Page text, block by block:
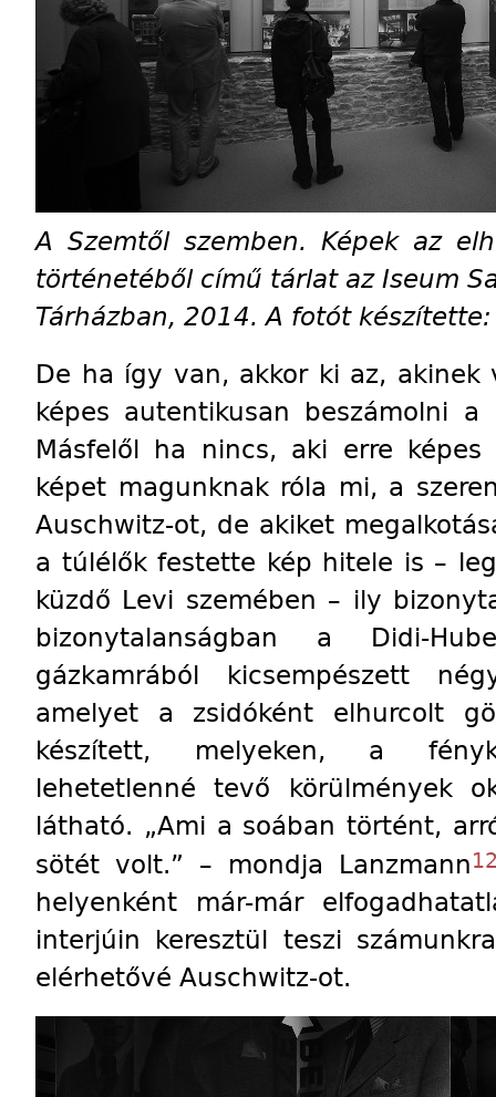
A Szemtől szemben. Képek az
történetéből című tárlat az Iseum
Tárházban, 2014. A fotót készítette:
De ha így van, akkor ki az,
képes autentikusan beszámolni a
Másfelől ha nincs, aki erre
képet magunknak róla mi, a
Auschwitz-ot, de akiket
a túlélők festette kép hitele is –
küzdő Levi szemében – ily
bizonytalanságban a Didi-
gázkamrából kicsempészett
amelyet a zsidóként elhurcolt
készített, melyeken, a
lehetetlenné tevő körülmények
látható. „Ami a soában történt,
sötét volt.” – mondja Lanzmann
helyenként már-már
interjúin keresztül teszi
elérhetővé Auschwitz-ot.